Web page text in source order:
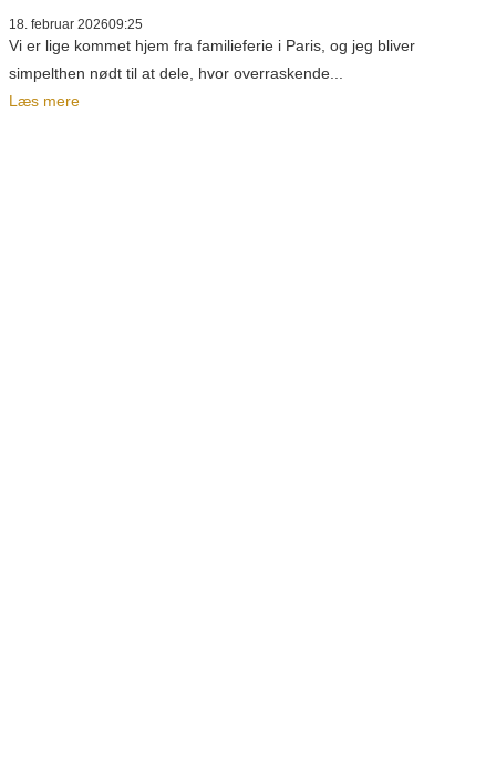
18. februar 202609:25
Vi er lige kommet hjem fra familieferie i Paris, og jeg bliver
simpelthen nødt til at dele, hvor overraskende...
Læs mere